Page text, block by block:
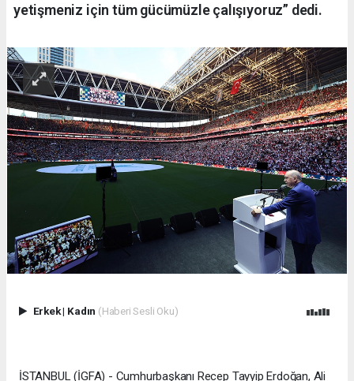
yetişmeniz için tüm gücümüzle çalışıyoruz” dedi.
Erkek| Kadın (Haberi Sesli Oku)
İSTANBUL (İGFA) - Cumhurbaşkanı Recep Tayyip Erdoğan, Ali